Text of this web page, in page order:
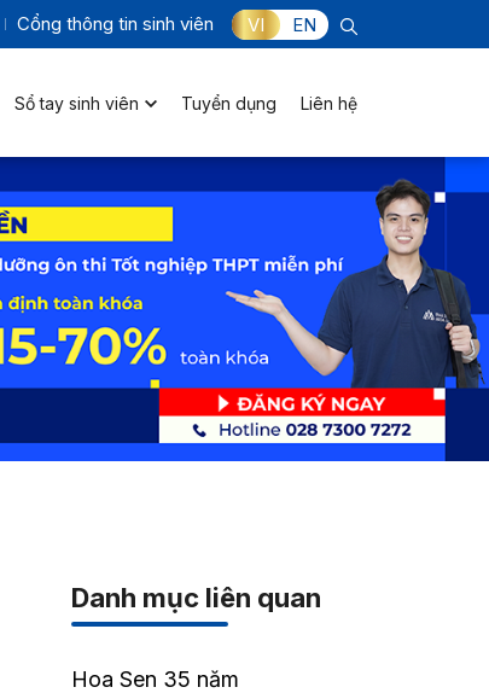
Cổng thông tin sinh viên VI EN
Sổ tay sinh viên Tuyển dụng Liên hệ
Danh mục liên quan
Hoa Sen 35 năm